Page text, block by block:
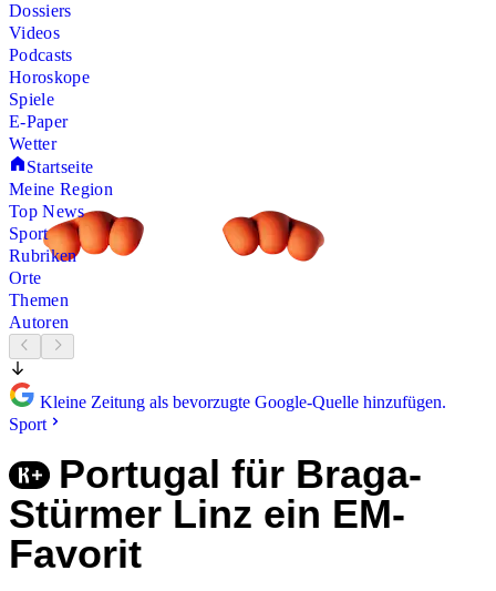
Dossiers
Videos
Podcasts
Horoskope
Spiele
E-Paper
Wetter
Startseite
Meine Region
Top News
Sport
Rubriken
Orte
Themen
Autoren
Kleine Zeitung als bevorzugte Google-Quelle hinzufügen.
Sport
Portugal für Braga-
Stürmer Linz ein EM-
Favorit